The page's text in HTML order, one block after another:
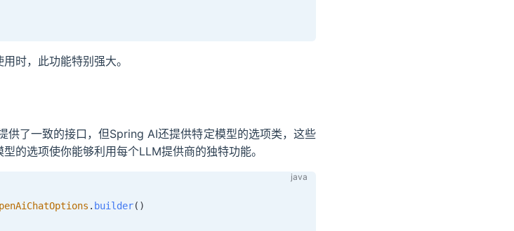
时，此功能特别强大。
供了一致的接口，但Spring AI还提供特定模型的选项类，这些
的选项使你能够利用每个LLM提供商的独特功能。
. builder( )